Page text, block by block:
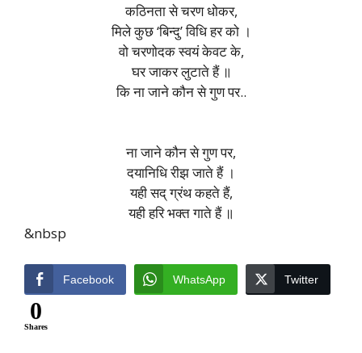
कठिनता से चरण धोकर,
मिले कुछ ‘बिन्दु’ विधि हर को ।
वो चरणोदक स्वयं केवट के,
घर जाकर लुटाते हैं ॥
कि ना जाने कौन से गुण पर..
ना जाने कौन से गुण पर,
दयानिधि रीझ जाते हैं ।
यही सद् ग्रंथ कहते हैं,
यही हरि भक्त गाते हैं ॥
&nbsp
Facebook WhatsApp Twitter
0
Shares